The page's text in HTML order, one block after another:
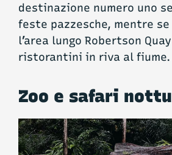
destinazione numero uno
feste pazzesche, mentre
l’area lungo Robertson
ristorantini in riva al fiume.
Zoo e safari